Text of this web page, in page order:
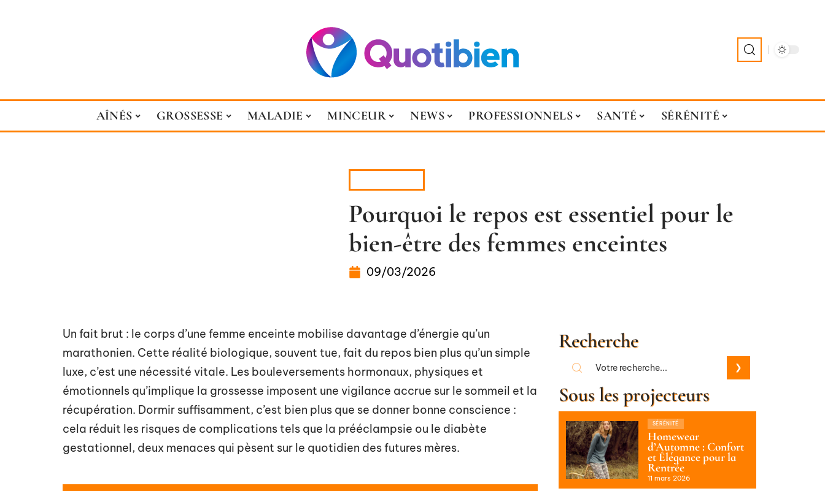
AÎNÉS GROSSESSE MALADIE MINCEUR NEWS PROFESSIONNELS SANTÉ SÉRÉNITÉ
Pourquoi le repos est essentiel pour le
bien-être des femmes enceintes
09/03/2026
Un fait brut : le corps d’une femme enceinte mobilise davantage d’énergie qu’un
marathonien. Cette réalité biologique, souvent tue, fait du repos bien plus qu’un simple
luxe, c’est une nécessité vitale. Les bouleversements hormonaux, physiques et
émotionnels qu’implique la grossesse imposent une vigilance accrue sur le sommeil et la
récupération. Dormir suffisamment, c’est bien plus que se donner bonne conscience :
cela réduit les risques de complications tels que la prééclampsie ou le diabète
gestationnel, deux menaces qui pèsent sur le quotidien des futures mères.
Recherche
Sous les projecteurs
SÉRÉNITÉ
Homewear
d’Automne : Confort
et Élégance pour la
Rentrée
11 mars 2026